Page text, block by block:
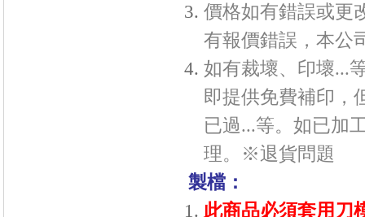
價格如有錯誤或更
有報價錯誤，本公
如有裁壞、印壞...
即提供免費補印，
已過...等。如已加
理。※退貨問題
製檔：
此商品必須套用刀